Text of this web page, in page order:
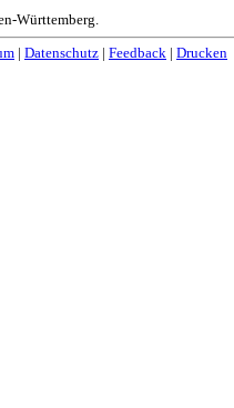
Württemberg.
Datenschutz Feedback Drucken